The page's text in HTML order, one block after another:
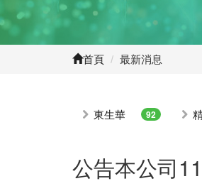
首頁 / 最新消息
東生華 92
公告本公司